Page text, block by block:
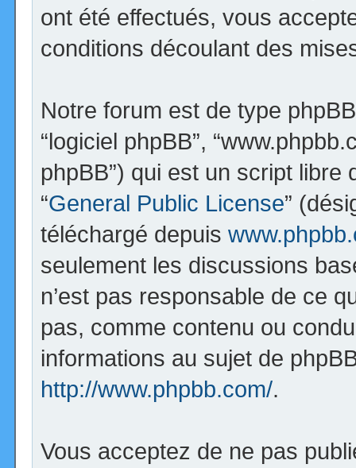
ont été effectués, vous
conditions découlant des
Notre forum est de type phpBB
“logiciel phpBB”,
phpBB”) qui est un script
“General Public License”
téléchargé depuis
seulement les discussions
n’est pas responsable de ce
pas, comme contenu ou
informations au sujet de
http://www.phpbb.com/.
Vous acceptez de ne pas